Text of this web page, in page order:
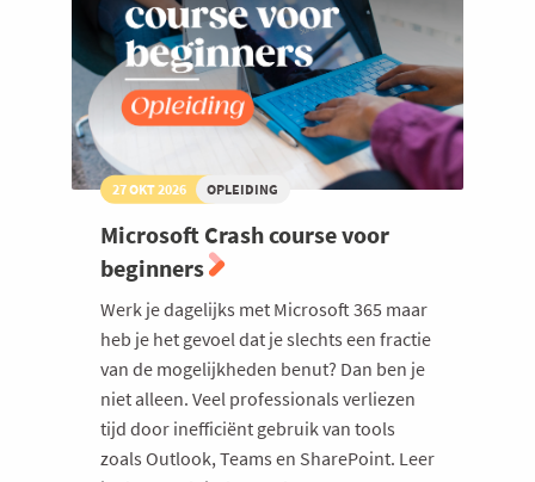
sales
futureproof
27 OKT 2026 OPLEIDING
Microsoft Crash course voor
beginners
Werk je dagelijks met Microsoft 365 maar
heb je het gevoel dat je slechts een fractie
van de mogelijkheden benut? Dan ben je
niet alleen. Veel professionals verliezen
tijd door inefficiënt gebruik van tools
zoals Outlook, Teams en SharePoint. Leer